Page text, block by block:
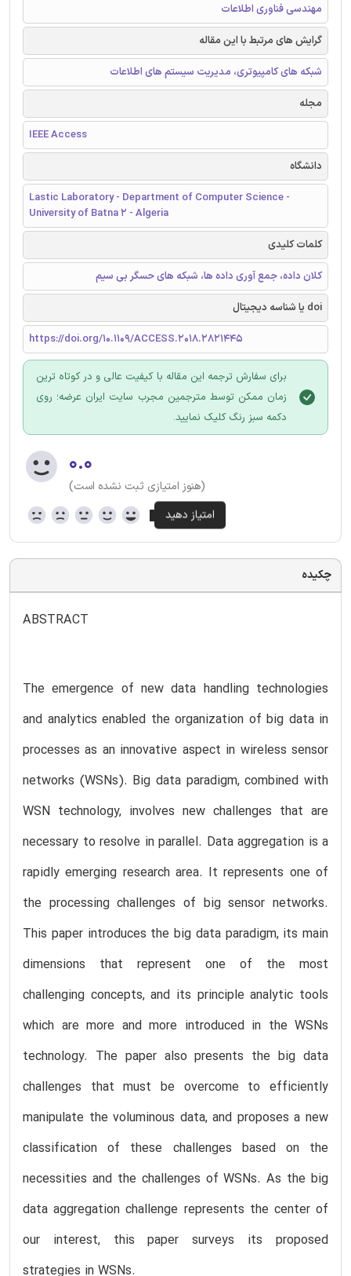
مهندسی فناوری اطلاعات
گرایش های مرتبط با این مقاله
شبکه های کامپیوتری، مدیریت سیستم های اطلاعات
مجله
IEEE Access
دانشگاه
Lastic Laboratory - Department of Computer Science -
University of Batna 2 - Algeria
کلمات کلیدی
کلان داده، جمع آوری داده ها، شبکه های حسگر بی سیم
doi یا شناسه دیجیتال
https://doi.org/10.1109/ACCESS.2018.2821445
برای سفارش ترجمه این مقاله با کیفیت عالی و در کوتاه ترین
زمان ممکن توسط مترجمین مجرب سایت ایران عرضه؛ روی
دکمه سبز رنگ کلیک نمایید.
۰.۰
(هنوز امتیازی ثبت نشده است)
چکیده
ABSTRACT
The emergence of new data handling technologies
and analytics enabled the organization of big data in
processes as an innovative aspect in wireless sensor
networks (WSNs). Big data paradigm, combined with
WSN technology, involves new challenges that are
necessary to resolve in parallel. Data aggregation is a
rapidly emerging research area. It represents one of
the processing challenges of big sensor networks.
This paper introduces the big data paradigm, its main
dimensions that represent one of the most
challenging concepts, and its principle analytic tools
which are more and more introduced in the WSNs
technology. The paper also presents the big data
challenges that must be overcome to efficiently
manipulate the voluminous data, and proposes a new
classification of these challenges based on the
necessities and the challenges of WSNs. As the big
data aggregation challenge represents the center of
our interest, this paper surveys its proposed
strategies in WSNs.